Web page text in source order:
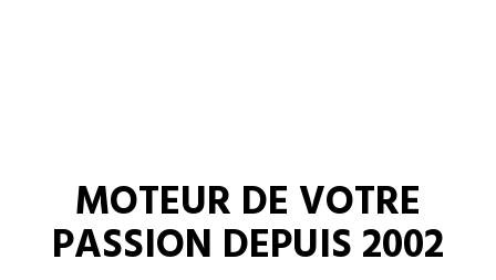
MOTEUR DE VOTRE
PASSION DEPUIS 2002